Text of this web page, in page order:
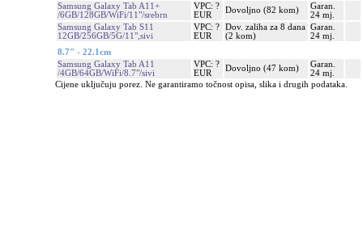
Samsung Galaxy Tab A11+
/6GB/128GB/WiFi/11"/srebrn
VPC: ?
EUR
Dovoljno (82 kom)
Garan.
24 mj.
Samsung Galaxy Tab S11
12GB/256GB/5G/11",sivi
VPC: ?
EUR
Dov. zaliha za 8 dana
(2 kom)
Garan.
24 mj.
8.7" - 22.1cm
Samsung Galaxy Tab A11
/4GB/64GB/WiFi/8.7"/sivi
VPC: ?
EUR
Dovoljno (47 kom)
Garan.
24 mj.
Cijene uključuju porez. Ne garantiramo točnost opisa, slika i drugih podataka.